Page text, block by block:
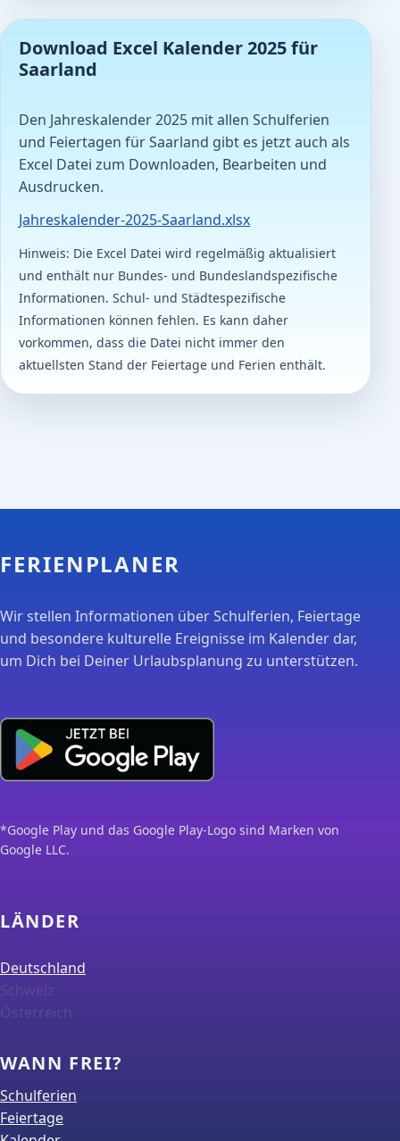
Download Excel Kalender 2025 für
Saarland
Den Jahreskalender 2025 mit allen Schulferien
und Feiertagen für Saarland gibt es jetzt auch als
Excel Datei zum Downloaden, Bearbeiten und
Ausdrucken.
Jahreskalender-2025-Saarland.xlsx
Hinweis: Die Excel Datei wird regelmäßig aktualisiert
und enthält nur Bundes- und Bundeslandspezifische
Informationen. Schul- und Städtespezifische
Informationen können fehlen. Es kann daher
vorkommen, dass die Datei nicht immer den
aktuellsten Stand der Feiertage und Ferien enthält.
FERIENPLANER
Wir stellen Informationen über Schulferien, Feiertage
und besondere kulturelle Ereignisse im Kalender dar,
um Dich bei Deiner Urlaubsplanung zu unterstützen.
*Google Play und das Google Play-Logo sind Marken von
Google LLC.
LÄNDER
Deutschland
Schweiz
Österreich
WANN FREI?
Schulferien
Feiertage